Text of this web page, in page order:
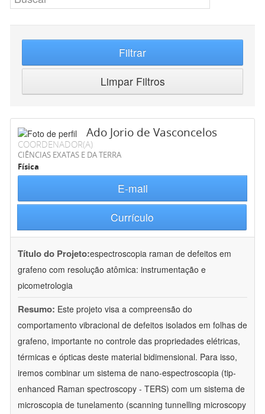
Filtrar
Limpar Filtros
Ado Jorio de Vasconcelos
COORDENADOR(A)
CIÊNCIAS EXATAS E DA TERRA
Física
E-mail
Currículo
Título do Projeto:espectroscopia raman de defeitos em
grafeno com resolução atômica: instrumentação e
picometrologia
Resumo: Este projeto visa a compreensão do
comportamento vibracional de defeitos isolados em folhas de
grafeno, importante no controle das propriedades elétricas,
térmicas e ópticas deste material bidimensional. Para isso,
iremos combinar um sistema de nano-espectroscopia (tip-
enhanced Raman spectroscopy - TERS) com um sistema de
microscopia de tunelamento (scanning tunnelling microscopy